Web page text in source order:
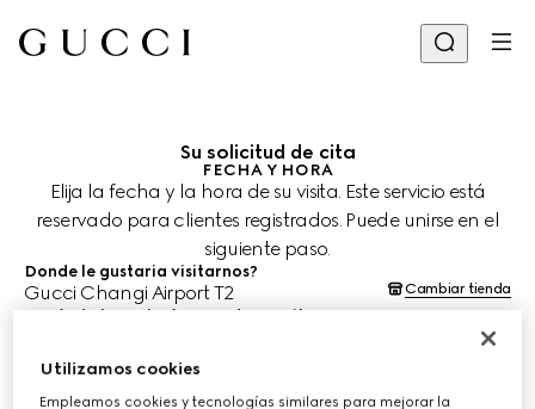
Su solicitud de cita
FECHA Y HORA
Elija la fecha y la hora de su visita. Este servicio está
reservado para clientes registrados. Puede unirse en el
siguiente paso.
Donde le gustaria visitarnos?
Gucci Changi Airport T2 Cambiar tienda
¿Cuándo le gustaría agendar su cita?
Las fechas y horas se muestran en la hora local de la tienda (SGT) y
están sujetas a la confirmación del equipo de asesoría de clientes.
Utilizamos cookies
Empleamos cookies y tecnologías similares para mejorar la